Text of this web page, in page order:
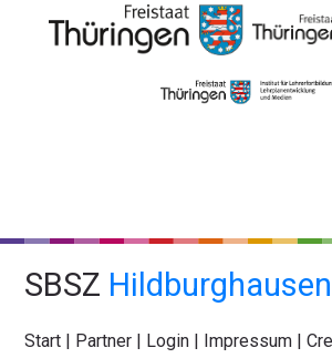
SBSZ Hildburghausen
Start Partner Login Impressum |